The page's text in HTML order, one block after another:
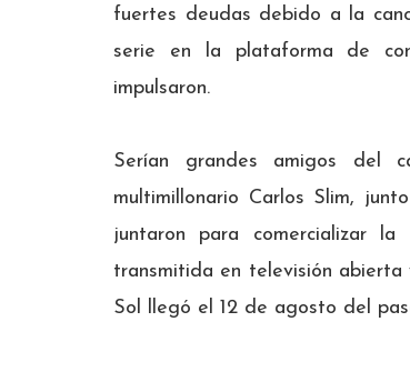
fuertes deudas debido a la
serie en la plataforma de
impulsaron.
Serían grandes amigos del
multimillonario Carlos Slim,
juntaron para comercializar
transmitida en televisión
Sol llegó el 12 de agosto del